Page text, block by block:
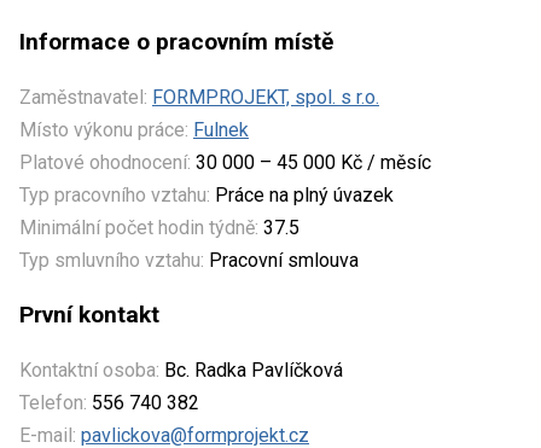
Informace o pracovním místě
Zaměstnavatel: FORMPROJEKT, spol. s r.o.
Místo výkonu práce: Fulnek
Platové ohodnocení: 30 000 – 45 000 Kč / měsíc
Typ pracovního vztahu: Práce na plný úvazek
Minimální počet hodin týdně: 37.5
Typ smluvního vztahu: Pracovní smlouva
První kontakt
Kontaktní osoba: Bc. Radka Pavlíčková
Telefon: 556 740 382
E-mail: pavlickova@formprojekt.cz